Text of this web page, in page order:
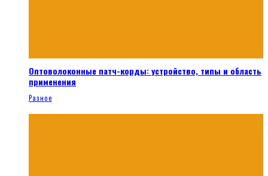
Оптоволоконные патч-корды: устройство, типы и область
применения
Разное